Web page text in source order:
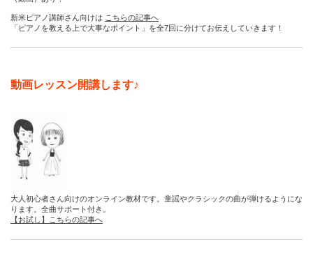
新米ピアノ講師さん向けは こちらの記事へ
「ピアノを教える上で大事なポイント」を全7回に分けてお伝えしていきます！
動画レッスン開講します♪
大人初心者さん向けのオンライン教材です。童謡やクラシックの曲が弾けるようにな
ります。全曲サポート付き。
【お試し】こちらの記事へ